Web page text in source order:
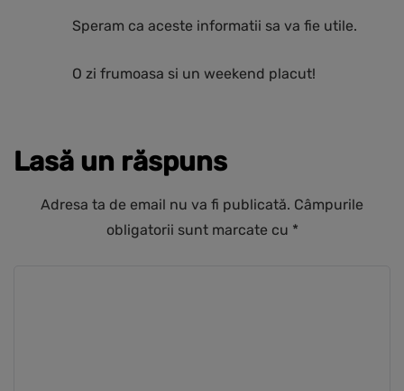
Speram ca aceste informatii sa va fie utile.
O zi frumoasa si un weekend placut!
Lasă un răspuns
Adresa ta de email nu va fi publicată. Câmpurile
obligatorii sunt marcate cu *